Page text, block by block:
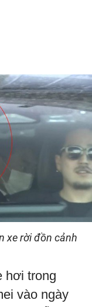
xe rời đồn cảnh
hơi trong
vào ngày